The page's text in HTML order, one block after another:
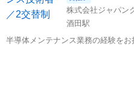
株式会社ジャパン
酒田駅
半導体メンテナンス業務の経験をお